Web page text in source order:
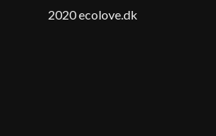
2020 ecolove.dk